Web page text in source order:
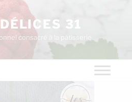
31
consacré à la pâtisserie